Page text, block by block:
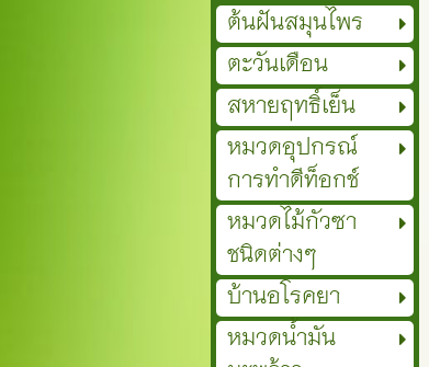
ต้นฝันสมุนไพร
ตะวันเดือน
สหายฤทธิ์เย็น
หมวดอุปกรณ์
การทำดีท็อกช์
หมวดไม้กัวซา
ชนิดต่างๆ
บ้านอโรคยา
หมวดน้ำมัน